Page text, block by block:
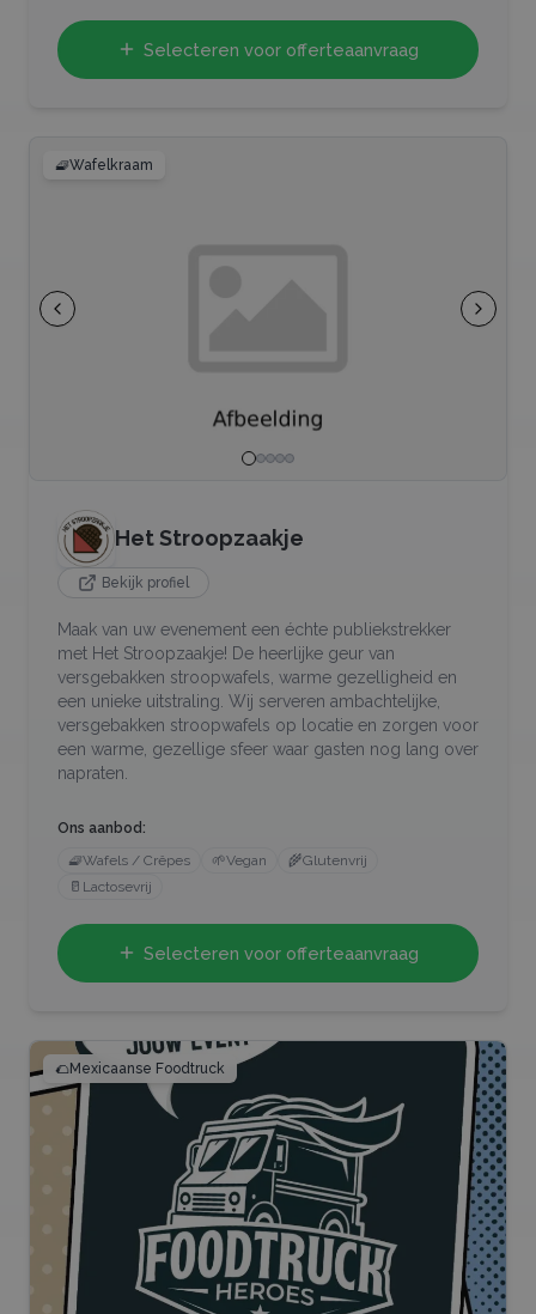
Selecteren voor offerteaanvraag
🧇Wafelkraam
Het Stroopzaakje
Bekijk profiel
Maak van uw evenement een échte publiekstrekker
met Het Stroopzaakje! De heerlijke geur van
versgebakken stroopwafels, warme gezelligheid en
een unieke uitstraling. Wij serveren ambachtelijke,
versgebakken stroopwafels op locatie en zorgen voor
een warme, gezellige sfeer waar gasten nog lang over
napraten.
Ons aanbod:
🧇Wafels / Crêpes 🌱Vegan 🌾Glutenvrij
🥛 Lactosevrij
Selecteren voor offerteaanvraag
🌮Mexicaanse Foodtruck